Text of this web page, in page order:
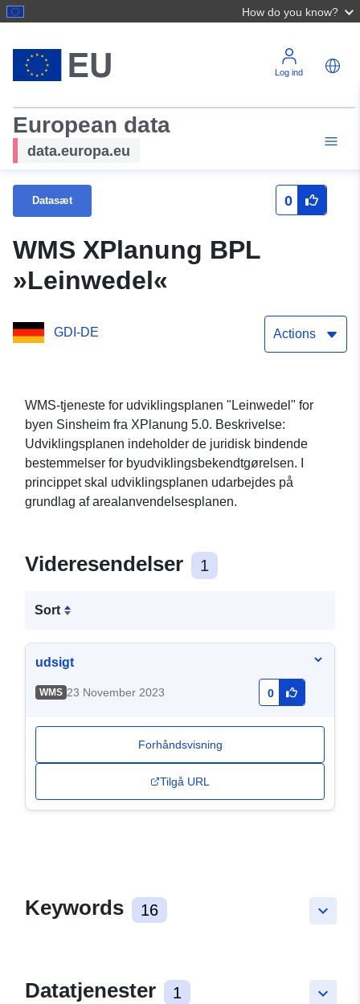
How do you know?
Log ind
European data
data.europa.eu
Datasæt 0
WMS XPlanung BPL
»Leinwedel«
GDI-DE Actions
WMS-tjeneste for udviklingsplanen "Leinwedel" for
byen Sinsheim fra XPlanung 5.0. Beskrivelse:
Udviklingsplanen indeholder de juridisk bindende
bestemmelser for byudviklingsbekendtgørelsen. I
princippet skal udviklingsplanen udarbejdes på
grundlag af arealanvendelsesplanen.
Videresendelser 1
Sort
udsigt
WMS 23 November 2023 0
Forhåndsvisning
Tilgå URL
keyboard_arrow_down
Keywords 16
keyboard_arrow_down
Datatjenester 1